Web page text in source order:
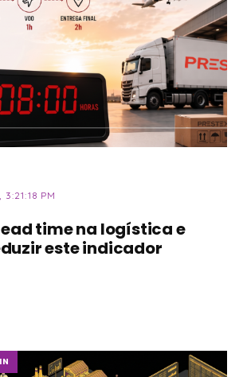
PM
time na logística e
este indicador